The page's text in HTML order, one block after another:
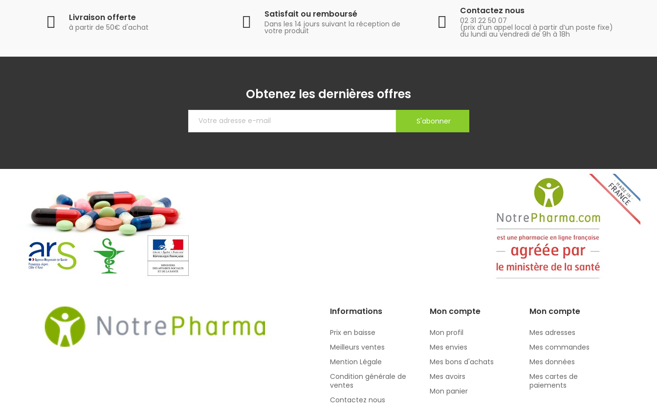
Livraison offerte
à partir de 50€ d'achat
Satisfait ou remboursé
Dans les 14 jours suivant la réception de
votre produit
Contactez nous
02 31 22 50 07
(prix d’un appel local à partir d’un poste fixe)
du lundi au vendredi de 9h à 18h
Obtenez les dernières offres
S'abonner
Informations
Prix en baisse
Meilleurs ventes
Mention Légale
Condition générale de
ventes
Contactez nous
Mon compte
Mon profil
Mes envies
Mes bons d'achats
Mes avoirs
Mon panier
Mon compte
Mes adresses
Mes commandes
Mes données
Mes cartes de
paiements